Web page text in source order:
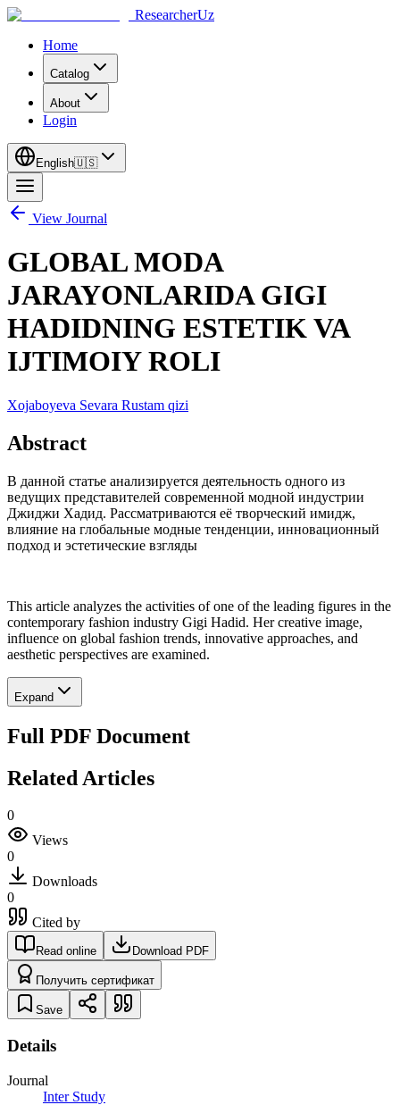
ResearcherUz
Home
Catalog
About
Login
English🇺🇸
View Journal
GLOBAL MODA
JARAYONLARIDA GIGI
HADIDNING ESTETIK VA
IJTIMOIY ROLI
Xojaboyeva Sevara Rustam qizi
Abstract
В данной статье анализируется деятельность одного из
ведущих представителей современной модной индустрии
Джиджи Хадид. Рассматриваются её творческий имидж,
влияние на глобальные модные тенденции, инновационный
подход и эстетические взгляды
This article analyzes the activities of one of the leading figures in the
contemporary fashion industry Gigi Hadid. Her creative image,
influence on global fashion trends, innovative approaches, and
aesthetic perspectives are examined.
Expand
Full PDF Document
Related Articles
0
Views
0
Downloads
0
Cited by
Read online Download PDF
Получить сертификат
Save
Details
Journal
Inter Study